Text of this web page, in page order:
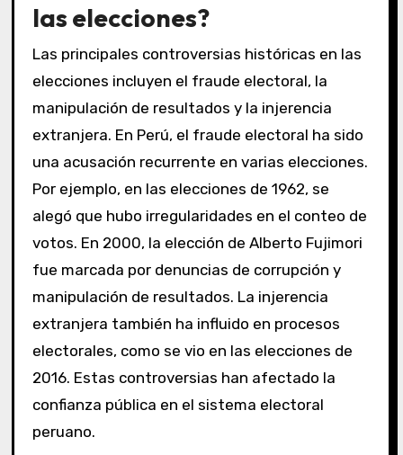
las elecciones?
Las principales controversias históricas en las
elecciones incluyen el fraude electoral, la
manipulación de resultados y la injerencia
extranjera. En Perú, el fraude electoral ha sido
una acusación recurrente en varias elecciones.
Por ejemplo, en las elecciones de 1962, se
alegó que hubo irregularidades en el conteo de
votos. En 2000, la elección de Alberto Fujimori
fue marcada por denuncias de corrupción y
manipulación de resultados. La injerencia
extranjera también ha influido en procesos
electorales, como se vio en las elecciones de
2016. Estas controversias han afectado la
confianza pública en el sistema electoral
peruano.